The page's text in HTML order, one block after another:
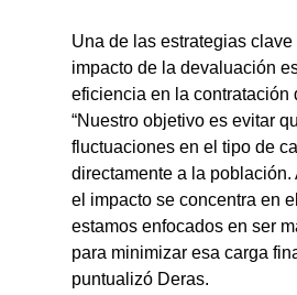
Una de las estrategias clave
impacto de la devaluación
eficiencia en la contratación
“Nuestro objetivo es evitar
fluctuaciones en el tipo de
directamente a la población.
el impacto se concentra en
estamos enfocados en ser
para minimizar esa carga
puntualizó Deras.